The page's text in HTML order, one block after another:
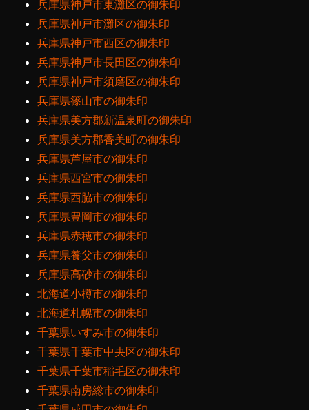
兵庫県神戸市東灘区の御朱印
兵庫県神戸市灘区の御朱印
兵庫県神戸市西区の御朱印
兵庫県神戸市長田区の御朱印
兵庫県神戸市須磨区の御朱印
兵庫県篠山市の御朱印
兵庫県美方郡新温泉町の御朱印
兵庫県美方郡香美町の御朱印
兵庫県芦屋市の御朱印
兵庫県西宮市の御朱印
兵庫県西脇市の御朱印
兵庫県豊岡市の御朱印
兵庫県赤穂市の御朱印
兵庫県養父市の御朱印
兵庫県高砂市の御朱印
北海道小樽市の御朱印
北海道札幌市の御朱印
千葉県いすみ市の御朱印
千葉県千葉市中央区の御朱印
千葉県千葉市稲毛区の御朱印
千葉県南房総市の御朱印